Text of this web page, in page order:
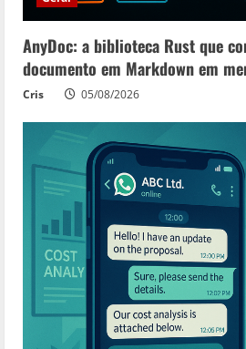
AnyDoc: a biblioteca Rust que
documento em Markdown em
Cris 05/08/2026